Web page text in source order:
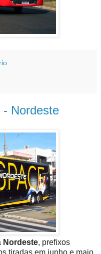
- Nordeste
Nordeste, prefixos
tiradas em junho e maio